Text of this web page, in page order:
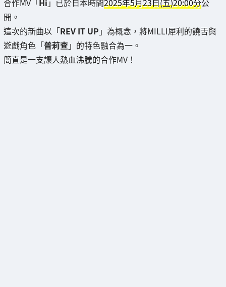
開。
這次的新曲以「REV IT UP 」為概念，將MILLI犀利的饒舌與
遊戲角色「普莉查」的特色融合為一。
簡直是一支讓人熱血沸騰的合作MV！